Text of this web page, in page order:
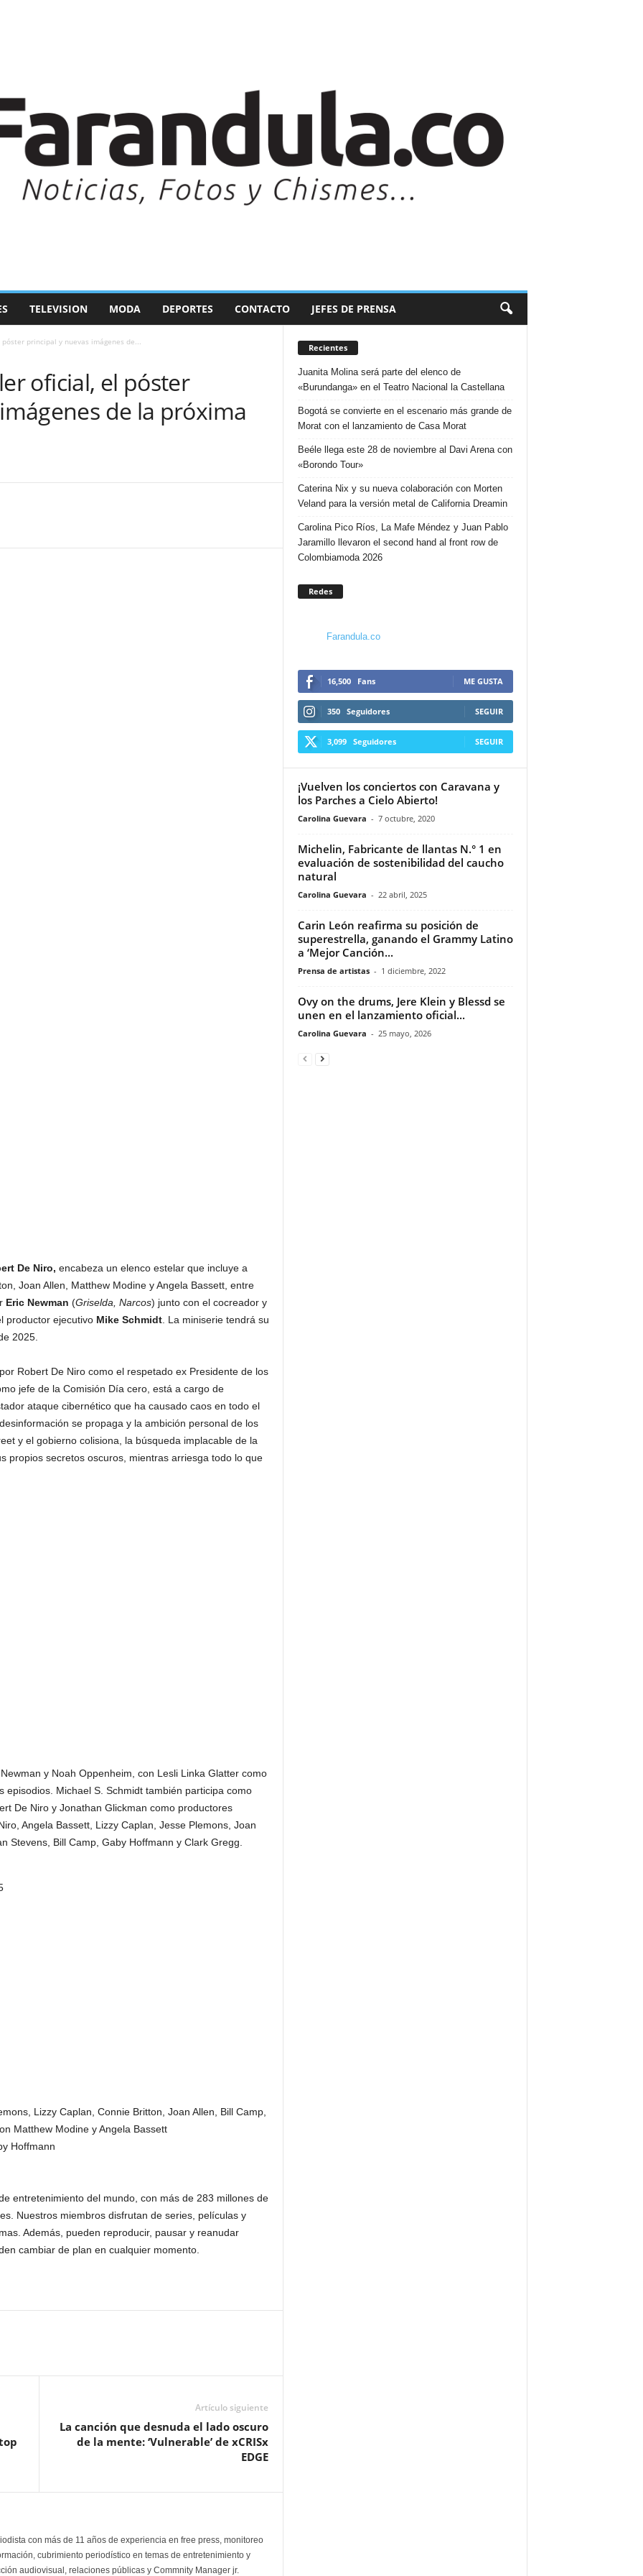
TELEVISION MODA DEPORTES CONTACTO JEFES DE PRENSA
principal y nuevas imágenes de...
oficial, el póster
de la próxima
De Niro, encabeza un elenco estelar que incluye a
Joan Allen, Matthew Modine y Angela Bassett, entre
Eric Newman (Griselda, Narcos) junto con el cocreador y
productor ejecutivo Mike Schmidt. La miniserie tendrá su
2025.
Robert De Niro como el respetado ex Presidente de los
jefe de la Comisión Día cero, está a cargo de
ataque cibernético que ha causado caos en todo el
se propaga y la ambición personal de los
y el gobierno colisiona, la búsqueda implacable de la
propios secretos oscuros, mientras arriesga todo lo que
y Noah Oppenheim, con Lesli Linka Glatter como
episodios. Michael S. Schmidt también participa como
De Niro y Jonathan Glickman como productores
Angela Bassett, Lizzy Caplan, Jesse Plemons, Joan
Stevens, Bill Camp, Gaby Hoffmann y Clark Gregg.
Lizzy Caplan, Connie Britton, Joan Allen, Bill Camp,
Matthew Modine y Angela Bassett
Hoffmann
entretenimiento del mundo, con más de 283 millones de
Nuestros miembros disfrutan de series, películas y
Además, pueden reproducir, pausar y reanudar
cambiar de plan en cualquier momento.
Artículo siguiente
La canción que desnuda el lado oscuro
de la mente: ‘Vulnerable’ de xCRISx
EDGE
con más de 11 años de experiencia en free press, monitoreo
cubrimiento periodístico en temas de entretenimiento y
audiovisual, relaciones públicas y Commnity Manager jr.
Recientes
Juanita Molina será parte del elenco de
«Burundanga» en el Teatro Nacional la Castellana
Bogotá se convierte en el escenario más grande de
Morat con el lanzamiento de Casa Morat
Beéle llega este 28 de noviembre al Davi Arena con
«Borondo Tour»
Caterina Nix y su nueva colaboración con Morten
Veland para la versión metal de California Dreamin
Carolina Pico Ríos, La Mafe Méndez y Juan Pablo
Jaramillo llevaron el second hand al front row de
Colombiamoda 2026
Redes
Farandula.co
16,500 Fans ME GUSTA
350 Seguidores SEGUIR
3,099 Seguidores SEGUIR
¡Vuelven los conciertos con Caravana y
los Parches a Cielo Abierto!
Carolina Guevara - 7 octubre, 2020
Michelin, Fabricante de llantas N.° 1 en
evaluación de sostenibilidad del caucho
natural
Carolina Guevara - 22 abril, 2025
Carin León reafirma su posición de
superestrella, ganando el Grammy Latino
a ‘Mejor Canción...
Prensa de artistas - 1 diciembre, 2022
Ovy on the drums, Jere Klein y Blessd se
unen en el lanzamiento oficial...
Carolina Guevara - 25 mayo, 2026